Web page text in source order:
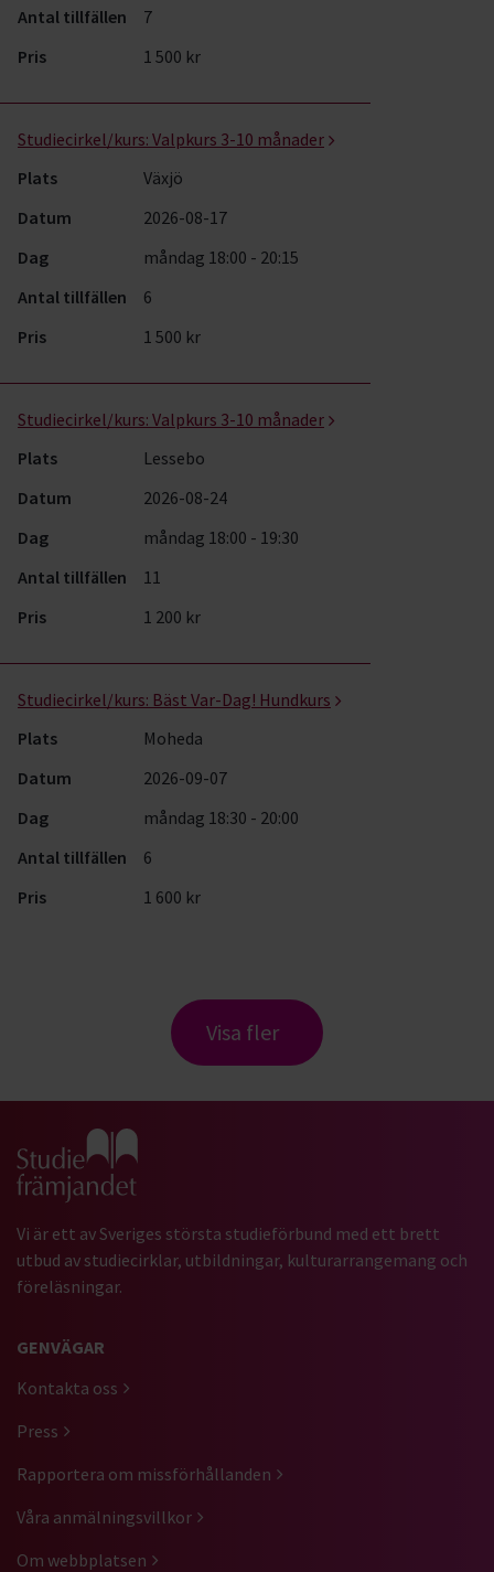
Antal tillfällen
7
Pris
1 500 kr
Studiecirkel/kurs: Valpkurs 3-10 månader
Plats
Växjö
Datum
2026-08-17
Dag
måndag 18:00 - 20:15
Antal tillfällen
6
Pris
1 500 kr
Studiecirkel/kurs: Valpkurs 3-10 månader
Plats
Lessebo
Datum
2026-08-24
Dag
måndag 18:00 - 19:30
Antal tillfällen
11
Pris
1 200 kr
Studiecirkel/kurs: Bäst Var-Dag! Hundkurs
Plats
Moheda
Datum
2026-09-07
Dag
måndag 18:30 - 20:00
Antal tillfällen
6
Pris
1 600 kr
Visa fler
Gå till studiefrämjandets startsida
Vi är ett av Sveriges största studieförbund med ett brett
utbud av studiecirklar, utbildningar, kulturarrangemang och
föreläsningar.
GENVÄGAR
Kontakta oss
Press
Rapportera om missförhållanden
Våra anmälningsvillkor
Om webbplatsen